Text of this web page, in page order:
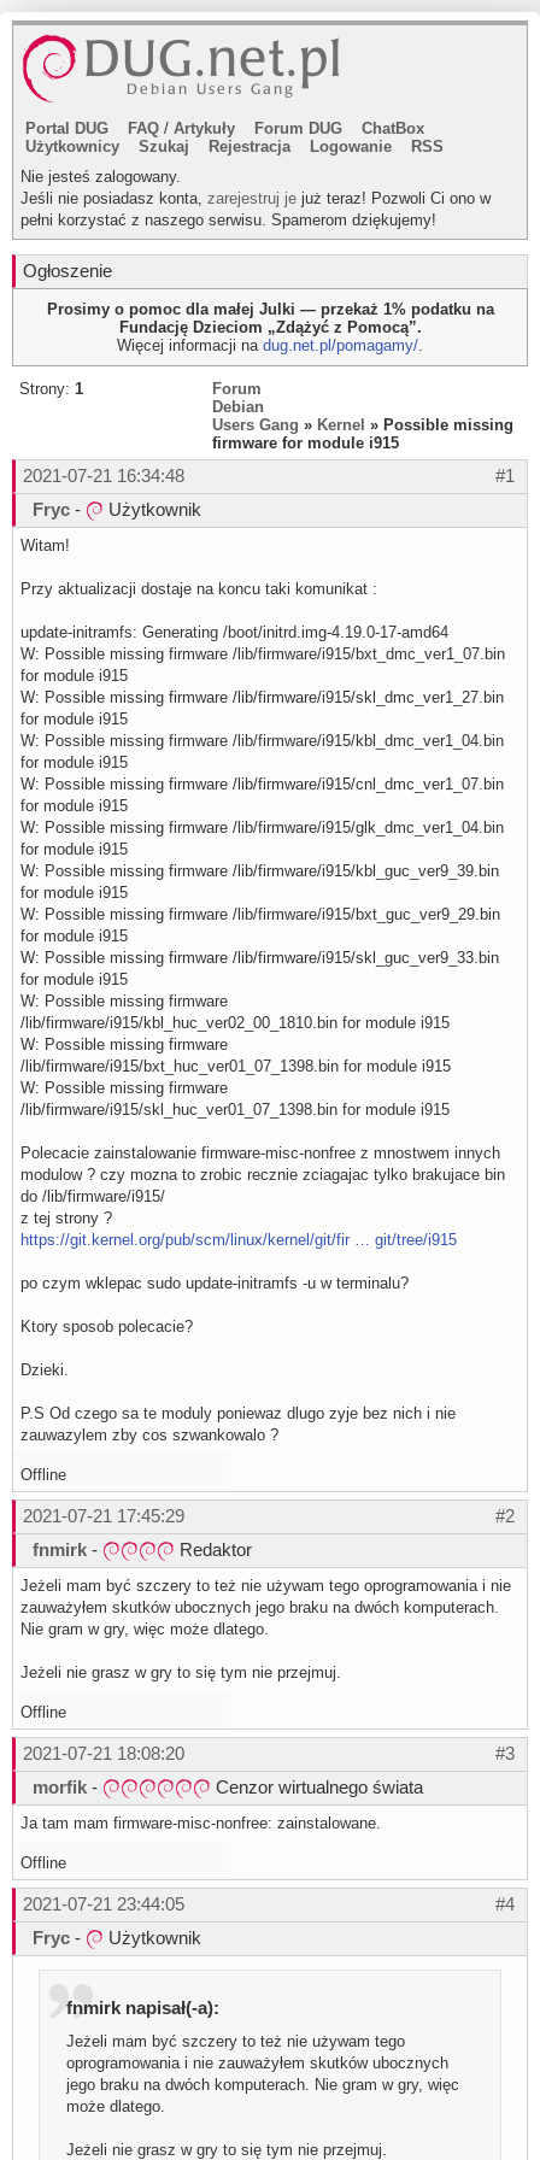
Portal DUG FAQ / Artykuły Forum DUG
ChatBox
Użytkownicy
Szukaj Rejestracja Logowanie
RSS
Nie jesteś zalogowany.
Jeśli nie posiadasz konta, zarejestruj je już teraz! Pozwoli Ci ono w
pełni korzystać z naszego serwisu. Spamerom dziękujemy!
Ogłoszenie
Prosimy o pomoc dla małej Julki — przekaż 1% podatku na
Fundację Dzieciom „Zdążyć z Pomocą”.
Więcej informacji na dug.net.pl/pomagamy/.
Strony: 1
Forum
Debian
Users Gang » Kernel » Possible missing
firmware for module i915
#1
2021-07-21 16:34:48
Fryc - Użytkownik
Witam!
Przy aktualizacji dostaje na koncu taki komunikat :
update-initramfs: Generating /boot/initrd.img-4.19.0-17-amd64
W: Possible missing firmware /lib/firmware/i915/bxt_dmc_ver1_07.bin
for module i915
W: Possible missing firmware /lib/firmware/i915/skl_dmc_ver1_27.bin
for module i915
W: Possible missing firmware /lib/firmware/i915/kbl_dmc_ver1_04.bin
for module i915
W: Possible missing firmware /lib/firmware/i915/cnl_dmc_ver1_07.bin
for module i915
W: Possible missing firmware /lib/firmware/i915/glk_dmc_ver1_04.bin
for module i915
W: Possible missing firmware /lib/firmware/i915/kbl_guc_ver9_39.bin
for module i915
W: Possible missing firmware /lib/firmware/i915/bxt_guc_ver9_29.bin
for module i915
W: Possible missing firmware /lib/firmware/i915/skl_guc_ver9_33.bin
for module i915
W: Possible missing firmware
/lib/firmware/i915/kbl_huc_ver02_00_1810.bin for module i915
W: Possible missing firmware
/lib/firmware/i915/bxt_huc_ver01_07_1398.bin for module i915
W: Possible missing firmware
/lib/firmware/i915/skl_huc_ver01_07_1398.bin for module i915
Polecacie zainstalowanie firmware-misc-nonfree z mnostwem innych
modulow ? czy mozna to zrobic recznie zciagajac tylko brakujace bin
do /lib/firmware/i915/
z tej strony ?
https://git.kernel.org/pub/scm/linux/kernel/git/fir … git/tree/i915
po czym wklepac sudo update-initramfs -u w terminalu?
Ktory sposob polecacie?
Dzieki.
P.S Od czego sa te moduly poniewaz dlugo zyje bez nich i nie
zauwazylem zby cos szwankowalo ?
Offline
#2
2021-07-21 17:45:29
fnmirk - Redaktor
Jeżeli mam być szczery to też nie używam tego oprogramowania i nie
zauważyłem skutków ubocznych jego braku na dwóch komputerach.
Nie gram w gry, więc może dlatego.
Jeżeli nie grasz w gry to się tym nie przejmuj.
Offline
#3
2021-07-21 18:08:20
morfik - Cenzor wirtualnego świata
Ja tam mam firmware-misc-nonfree: zainstalowane.
Offline
#4
2021-07-21 23:44:05
Fryc - Użytkownik
fnmirk napisał(-a):
Jeżeli mam być szczery to też nie używam tego
oprogramowania i nie zauważyłem skutków ubocznych
jego braku na dwóch komputerach. Nie gram w gry, więc
może dlatego.
Jeżeli nie grasz w gry to się tym nie przejmuj.